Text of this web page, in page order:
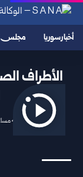
أخبار سوريا مجلس
الأطراف
2025/12/14 4:43 مساءً